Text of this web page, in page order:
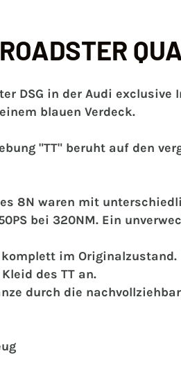
DSG in der Audi
blauen Verdeck.
"TT" beruht auf den
8N waren mit
bei 320NM. Ein
im
des TT an.
durch die